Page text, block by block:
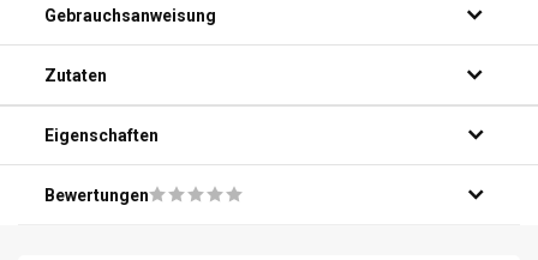
Gebrauchsanweisung
es gut ab.
Schritt 2: Mischen Sie die gewünschte Menge des
Produkts mit dem richtigen Entwickler.
Haar auf, beginnend an den Wurzeln und arbeiten Sie sich
zu den Spitzen vor.
Zutaten
Eigenschaften
Bewertungen